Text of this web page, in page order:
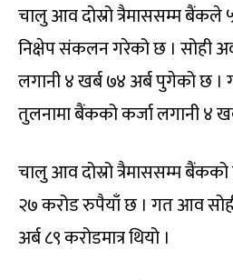
चालु आव दोस्रो त्रैमाससम्म बैंकले
निक्षेप संकलन गरेको छ । सोही
लगानी ४ खर्ब ७४ अर्ब पुगेको छ
तुलनामा बैंकको कर्जा लगानी ४
चालु आव दोस्रो त्रैमाससम्म बैंकको
२७ करोड रुपैयाँ छ । गत आव
अर्ब ८९ करोडमात्र थियो ।